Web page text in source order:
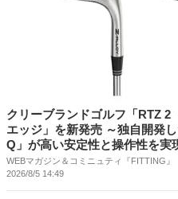
クリーブランドゴルフ「RTZ 2
エッジ」を新発売 ～独自開発
Q」が高い安定性と操作性を実
WEBマガジン＆コミニュティ『FITTING』
2026/8/5 14:49